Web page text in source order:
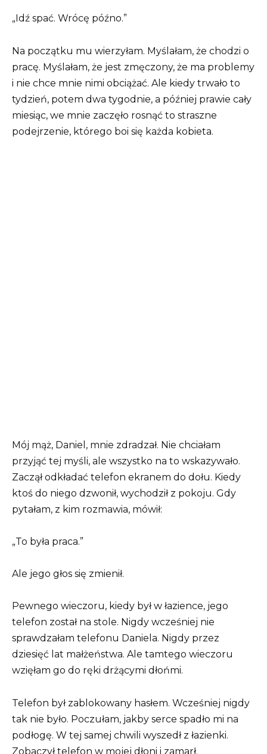
„Idź spać. Wrócę późno.”
Na początku mu wierzyłam. Myślałam, że chodzi o
pracę. Myślałam, że jest zmęczony, że ma problemy
i nie chce mnie nimi obciążać. Ale kiedy trwało to
tydzień, potem dwa tygodnie, a później prawie cały
miesiąc, we mnie zaczęło rosnąć to straszne
podejrzenie, którego boi się każda kobieta.
Mój mąż, Daniel, mnie zdradzał. Nie chciałam
przyjąć tej myśli, ale wszystko na to wskazywało.
Zaczął odkładać telefon ekranem do dołu. Kiedy
ktoś do niego dzwonił, wychodził z pokoju. Gdy
pytałam, z kim rozmawia, mówił:
„To była praca.”
Ale jego głos się zmienił.
Pewnego wieczoru, kiedy był w łazience, jego
telefon został na stole. Nigdy wcześniej nie
sprawdzałam telefonu Daniela. Nigdy przez
dziesięć lat małżeństwa. Ale tamtego wieczoru
wzięłam go do ręki drżącymi dłońmi.
Telefon był zablokowany hasłem. Wcześniej nigdy
tak nie było. Poczułam, jakby serce spadło mi na
podłogę. W tej samej chwili wyszedł z łazienki.
Zobaczył telefon w mojej dłoni i zamarł.